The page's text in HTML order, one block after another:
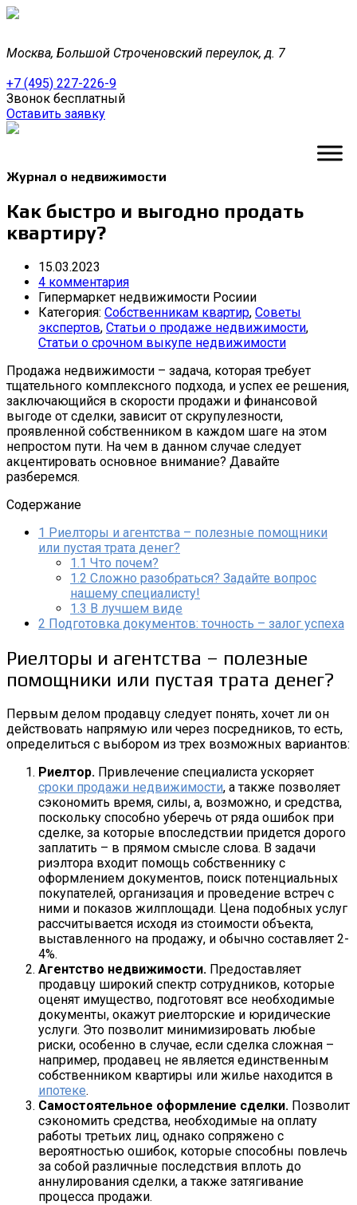
Москва, Большой Строченовский переулок, д. 7
+7 (495) 227-226-9
Звонок бесплатный
Оставить заявку
Журнал о недвижимости
Как быстро и выгодно продать
квартиру?
15.03.2023
4 комментария
Гипермаркет недвижимости Росиии
Категория: Собственникам квартир, Советы
экспертов, Статьи о продаже недвижимости,
Статьи о срочном выкупе недвижимости
Продажа недвижимости – задача, которая требует
тщательного комплексного подхода, и успех ее решения,
заключающийся в скорости продажи и финансовой
выгоде от сделки, зависит от скрупулезности,
проявленной собственником в каждом шаге на этом
непростом пути. На чем в данном случае следует
акцентировать основное внимание? Давайте
разберемся.
Содержание
1 Риелторы и агентства – полезные помощники
или пустая трата денег?
1.1 Что почем?
1.2 Сложно разобраться? Задайте вопрос
нашему специалисту!
1.3 В лучшем виде
2 Подготовка документов: точность – залог успеха
Риелторы и агентства – полезные
помощники или пустая трата денег?
Первым делом продавцу следует понять, хочет ли он
действовать напрямую или через посредников, то есть,
определиться с выбором из трех возможных вариантов:
Риелтор. Привлечение специалиста ускоряет
сроки продажи недвижимости, а также позволяет
сэкономить время, силы, а, возможно, и средства,
поскольку способно уберечь от ряда ошибок при
сделке, за которые впоследствии придется дорого
заплатить – в прямом смысле слова. В задачи
риэлтора входит помощь собственнику с
оформлением документов, поиск потенциальных
покупателей, организация и проведение встреч с
ними и показов жилплощади. Цена подобных услуг
рассчитывается исходя из стоимости объекта,
выставленного на продажу, и обычно составляет 2-
4%.
Агентство недвижимости. Предоставляет
продавцу широкий спектр сотрудников, которые
оценят имущество, подготовят все необходимые
документы, окажут риелторские и юридические
услуги. Это позволит минимизировать любые
риски, особенно в случае, если сделка сложная –
например, продавец не является единственным
собственником квартиры или жилье находится в
ипотеке.
Самостоятельное оформление сделки. Позволит
сэкономить средства, необходимые на оплату
работы третьих лиц, однако сопряжено с
вероятностью ошибок, которые способны повлечь
за собой различные последствия вплоть до
аннулирования сделки, а также затягивание
процесса продажи.